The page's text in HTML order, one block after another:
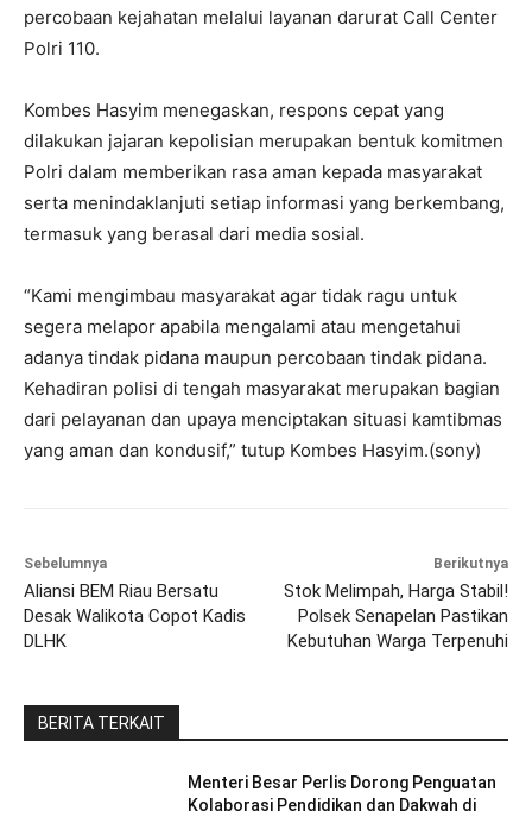
percobaan kejahatan melalui layanan darurat Call Center
Polri 110.
Kombes Hasyim menegaskan, respons cepat yang
dilakukan jajaran kepolisian merupakan bentuk komitmen
Polri dalam memberikan rasa aman kepada masyarakat
serta menindaklanjuti setiap informasi yang berkembang,
termasuk yang berasal dari media sosial.
“Kami mengimbau masyarakat agar tidak ragu untuk
segera melapor apabila mengalami atau mengetahui
adanya tindak pidana maupun percobaan tindak pidana.
Kehadiran polisi di tengah masyarakat merupakan bagian
dari pelayanan dan upaya menciptakan situasi kamtibmas
yang aman dan kondusif,” tutup Kombes Hasyim.(sony)
Sebelumnya
Aliansi BEM Riau Bersatu
Desak Walikota Copot Kadis
DLHK
Berikutnya
Stok Melimpah, Harga Stabil!
Polsek Senapelan Pastikan
Kebutuhan Warga Terpenuhi
BERITA TERKAIT
Menteri Besar Perlis Dorong Penguatan
Kolaborasi Pendidikan dan Dakwah di